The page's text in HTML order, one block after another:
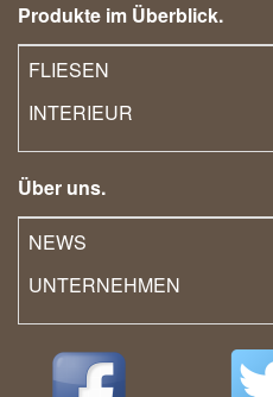
Produkte im Überblick.
FLIESEN
INTERIEUR
Über uns.
NEWS
UNTERNEHMEN